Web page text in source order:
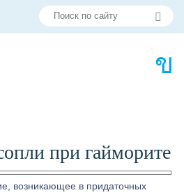
при гайморите
возникающее в придаточных